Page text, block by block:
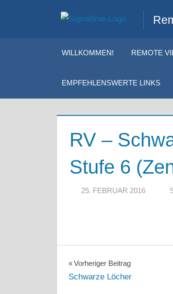
WILLKOMMEN! REMOTE
EMPFEHLENSWERTE LINKS
RV –
Stufe 6
25. FEBRUAR 2016
Vorheriger Beitrag
Schwarze Löcher